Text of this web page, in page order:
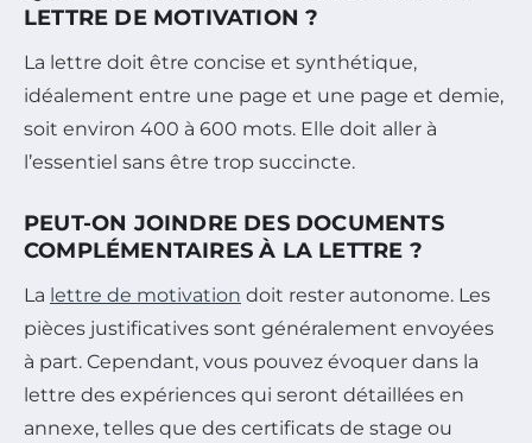
LETTRE DE MOTIVATION ?
La lettre doit être concise et synthétique,
idéalement entre une page et une page et demie,
soit environ 400 à 600 mots. Elle doit aller à
l’essentiel sans être trop succincte.
PEUT-ON JOINDRE DES DOCUMENTS
COMPLÉMENTAIRES À LA LETTRE ?
La lettre de motivation doit rester autonome. Les
pièces justificatives sont généralement envoyées
à part. Cependant, vous pouvez évoquer dans la
lettre des expériences qui seront détaillées en
annexe, telles que des certificats de stage ou